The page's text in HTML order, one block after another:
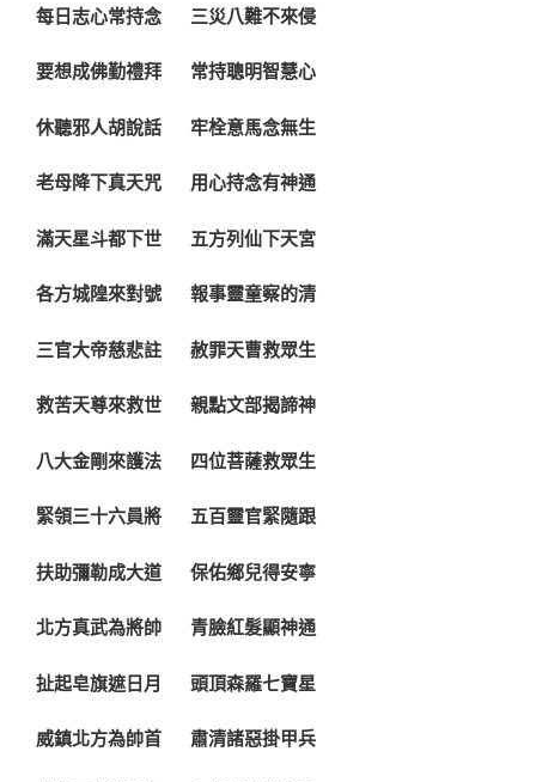
每日志心常持念 三災八難不來侵
要想成佛勤禮拜 常持聰明智慧心
休聽邪人胡說話 牢栓意馬念無生
老母降下真天咒 用心持念有神通
滿天星斗都下世 五方列仙下天宮
各方城隍來對號 報事靈童察的清
三官大帝慈悲註 赦罪天曹救眾生
救苦天尊來救世 親點文部揭諦神
八大金剛來護法 四位菩薩救眾生
緊領三十六員將 五百靈官緊隨跟
扶助彌勒成大道 保佑鄉兒得安寧
北方真武為將帥 青臉紅髮顯神通
扯起皂旗遮日月 頭頂森羅七寶星
威鎮北方為帥首 肅清諸惡掛甲兵